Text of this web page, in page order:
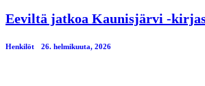
Eeviltä jatkoa Kaunisjärvi -
Henkilöt 26. helmikuuta, 2026